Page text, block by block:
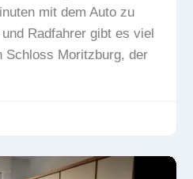
mit dem Auto zu
Radfahrer gibt es viel
Schloss Moritzburg, der